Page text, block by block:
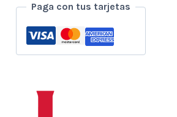
Paga con tus tarjetas